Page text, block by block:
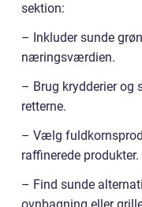
sektion:
– Inkluder sunde
næringsværdien.
– Brug krydderier og
retterne.
– Vælg
raffinerede produkter.
– Find sunde